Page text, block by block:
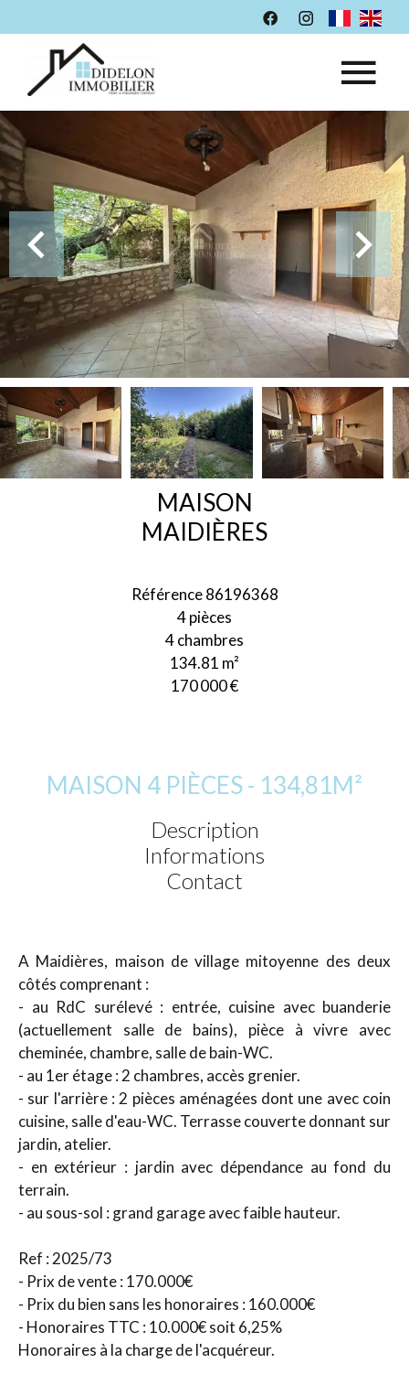
MAISON
MAIDIÈRES
Référence86196368
4 pièces
4 chambres
134.81 m²
170 000 €
MAISON 4 PIÈCES - 134,81M²
Description
Informations
Contact
A Maidières, maison de village mitoyenne des deux
côtés comprenant :
- au RdC surélevé : entrée, cuisine avec buanderie
(actuellement salle de bains), pièce à vivre avec
cheminée, chambre, salle de bain-WC.
- au 1er étage : 2 chambres, accès grenier.
- sur l'arrière : 2 pièces aménagées dont une avec coin
cuisine, salle d'eau-WC. Terrasse couverte donnant sur
jardin, atelier.
- en extérieur : jardin avec dépendance au fond du
terrain.
- au sous-sol : grand garage avec faible hauteur.
Ref : 2025/73
- Prix de vente : 170.000€
- Prix du bien sans les honoraires : 160.000€
- Honoraires TTC : 10.000€ soit 6,25%
Honoraires à la charge de l'acquéreur.